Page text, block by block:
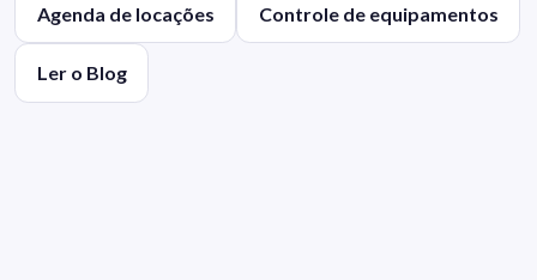
Agenda de locações Controle de equipamentos
Ler o Blog